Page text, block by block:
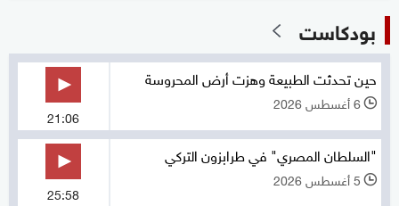
بودكاست
حين تحدثت الطبيعة وهزت أرض المحروسة
l 6 أغسطس 2026
21:06
"السلطان المصري" في طرابزون التركي
l 5 أغسطس 2026
25:58